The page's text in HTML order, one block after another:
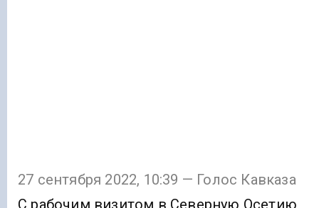
27 сентября 2022, 10:39 — Голос Кавказа